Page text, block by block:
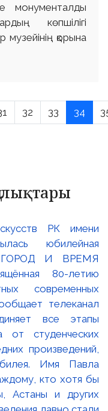
монументалды
көпшілігі
қорына
32 33 34